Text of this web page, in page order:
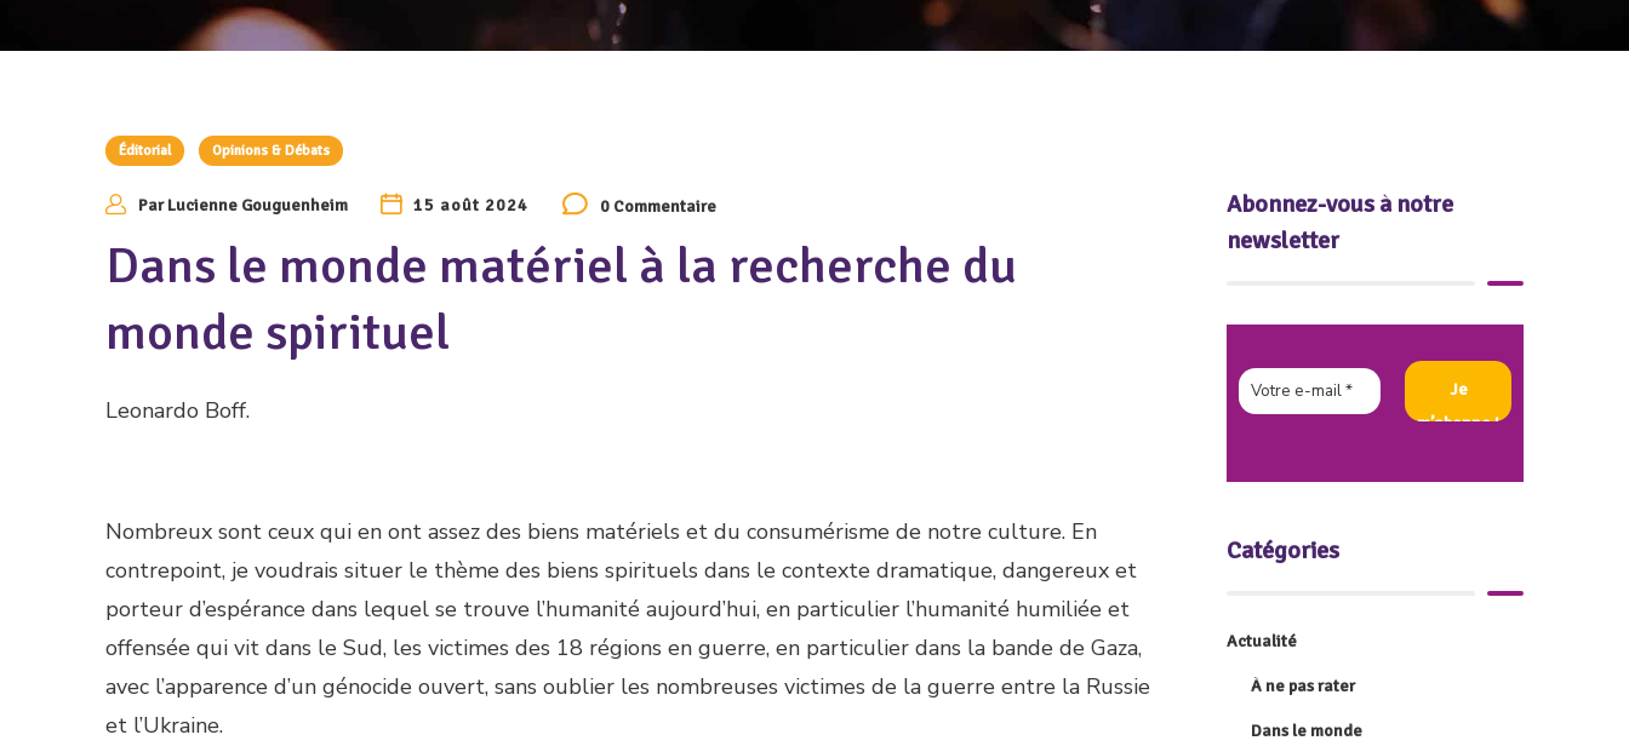
Éditorial Opinions & Débats
ParLucienne Gouguenheim 15 août 2024 0 Commentaire
Dans le monde matériel à la recherche du
monde spirituel
Leonardo Boff.
Nombreux sont ceux qui en ont assez des biens matériels et du consumérisme de notre culture. En
contrepoint, je voudrais situer le thème des biens spirituels dans le contexte dramatique, dangereux et
porteur d’espérance dans lequel se trouve l’humanité aujourd’hui, en particulier l’humanité humiliée et
offensée qui vit dans le Sud, les victimes des 18 régions en guerre, en particulier dans la bande de Gaza,
avec l’apparence d’un génocide ouvert, sans oublier les nombreuses victimes de la guerre entre la Russie
et l’Ukraine.
Abonnez-vous à notre
newsletter
Catégories
Actualité
À ne pas rater
Dans le monde